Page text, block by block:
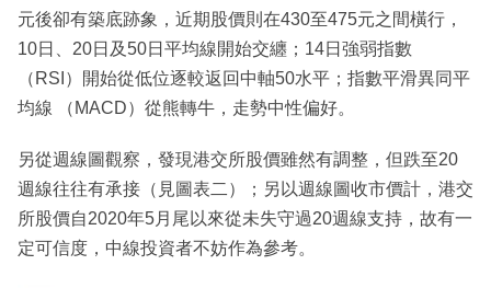
元後卻有築底跡象，近期股價則在430至475元之間橫行，
10日、20日及50日平均線開始交纏；14日強弱指數
（RSI）開始從低位逐較返回中軸50水平；指數平滑異同平
均線 （MACD）從熊轉牛，走勢中性偏好。
另從週線圖觀察，發現港交所股價雖然有調整，但跌至20
週線往往有承接（見圖表二）；另以週線圖收市價計，港交
所股價自2020年5月尾以來從未失守過20週線支持，故有一
定可信度，中線投資者不妨作為參考。